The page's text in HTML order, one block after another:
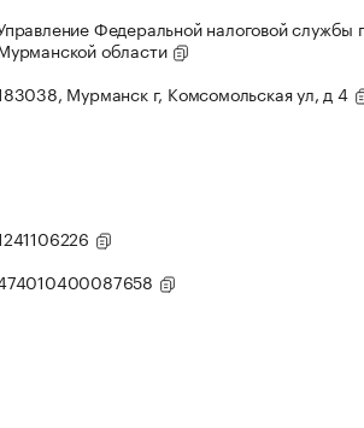
Федеральной налоговой службы
области
Мурманск г, Комсомольская ул, д 4